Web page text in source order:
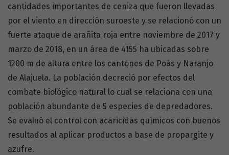
cantidades importantes de ceniza que fueron llevadas
por el viento en dirección suroeste y se relacionó con un
fuerte ataque de arañita roja entre noviembre de 2017 y
marzo de 2018, en un área de 4155 ha ubicadas sobre
1200 m de altura entre los cantones de Poás y Naranjo
de Alajuela. La población decreció por efectos del
combate biológico natural lo cual se relaciona con una
población abundante de 5 especies de depredadores.
Se evaluó el control con acaricidas químicos con buenos
resultados al aplicar productos a base de propargite y
azufre.